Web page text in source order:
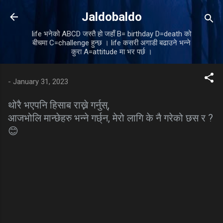
Skip to main content
Jaldobaldo
life भनेको ABCD जस्तै हो जहाँ B= birthday D=death को
बीचमा C=challenge हुन्छ । life कसरी अगाडी बढाउने भन्ने
कुरा A=attitude मा भर पर्छ ।
- January 31, 2023
थोरै भएपनि हिसाब राख्ने गर्नुस्,
आजभोलि मान्छेहरु भन्ने गर्छ्न, मेरो लागि के नै गरेको छस र ?
😊